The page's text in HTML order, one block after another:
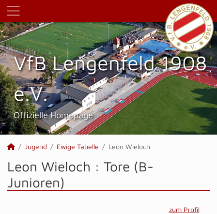
VfB Lengenfeld 1908
e.V.
Offizielle Homepage
Jugend Ewige Tabelle Leon Wieloch
Leon Wieloch : Tore (B-
Junioren)
zum Profil